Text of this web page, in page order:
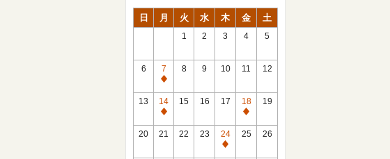
日 月 火 水 木 金 土
1 2 3 4 5
6
7
休
館
日
8 9 10 11 12
13
14
休
館
15 16 17
18
休
館
19
20 21 22 23
24
休
25 26